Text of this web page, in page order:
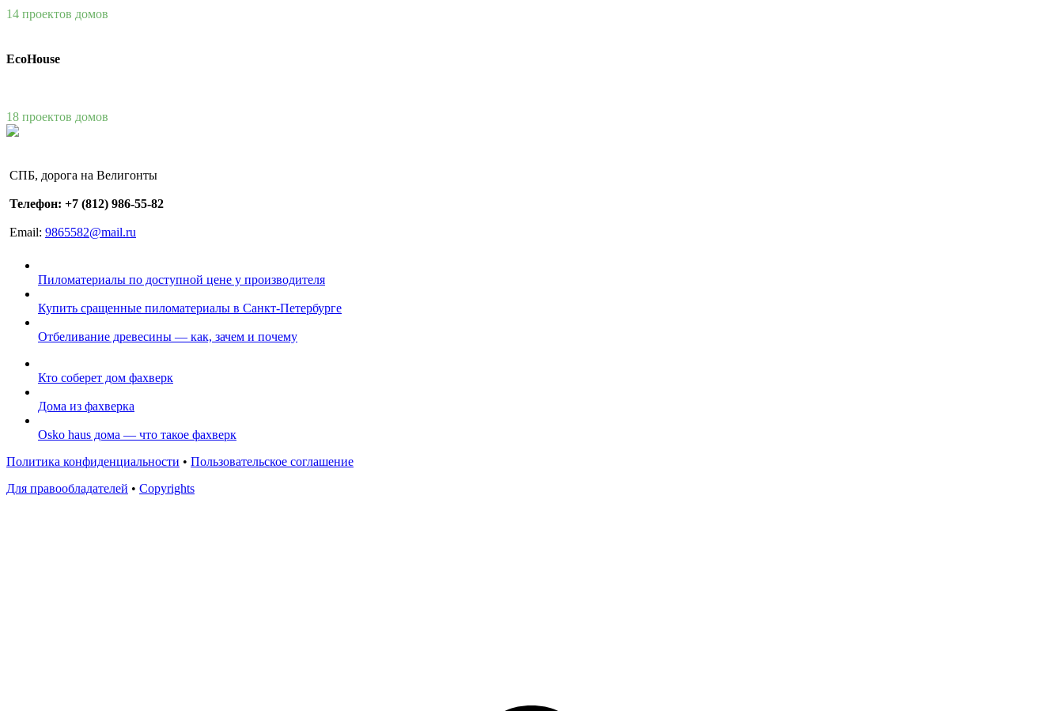
14 проектов домов
EcoHouse
18 проектов домов
СПБ, дорога на Велигонты
Телефон: +7 (812) 986-55-82
Email: 9865582@mail.ru
Пиломатериалы по доступной цене у производителя
Купить сращенные пиломатериалы в Санкт-Петербурге
Отбеливание древесины — как, зачем и почему
Кто соберет дом фахверк
Дома из фахверка
Osko haus дома — что такое фахверк
Политика конфиденциальности • Пользовательское соглашение
Для правообладателей • Copyrights